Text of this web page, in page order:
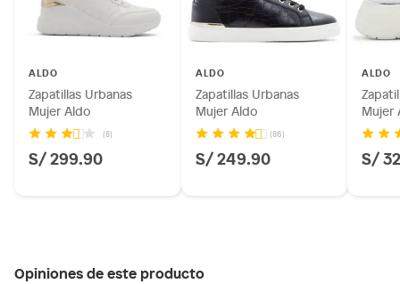
ALDO
Zapatillas Urbanas
Mujer Aldo
(8)
S/ 299.90
ALDO
Zapatillas Urbanas
Mujer Aldo
(86)
S/ 249.90
ALDO
Mujer
S/
Opiniones de este producto